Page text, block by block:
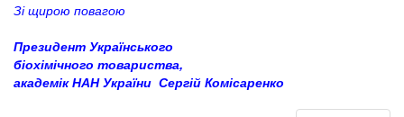
Зі щирою повагою
Президент Українського
біохімічного товариства,
академік НАН України Сергій Комісаренко